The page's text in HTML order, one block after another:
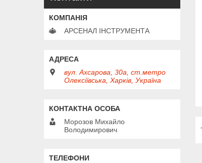
АРСЕНАЛ ІНСТРУМЕНТА
вул. Ахсарова, 30а, ст.метро
Олексіївська, Харків, Україна
Морозов Михайло
Володимирович